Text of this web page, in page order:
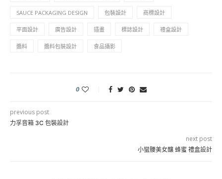
SAUCE PACKAGING DESIGN 包裝設計 商標設計
平面設計 廣告設計 插畫 標誌設計 禮盒設計
醬料 醬料包裝設計 食品攝影
0
previous post
力孚音箱 3C 包裝設計
next post
小蠻腰美女釀 蜂蜜 禮盒設計